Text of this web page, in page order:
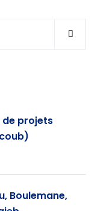
de projets
Boulemane,